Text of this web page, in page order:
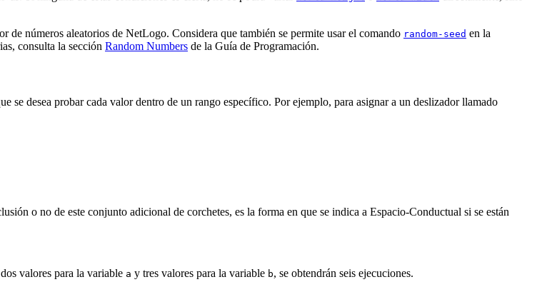
de números aleatorios de NetLogo. Considera que también se permite usar el comando random-seed en la
consulta la sección Random Numbers de la Guía de Programación.
se desea probar cada valor dentro de un rango específico. Por ejemplo, para asignar a un deslizador llamado
o no de este conjunto adicional de corchetes, es la forma en que se indica a Espacio-Conductual si se están
valores para la variable a y tres valores para la variable b, se obtendrán seis ejecuciones.